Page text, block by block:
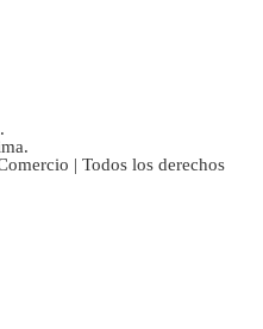
| Todos los derechos